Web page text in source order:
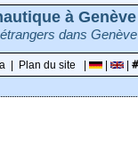
à Genève
dans Genève
Plan du site